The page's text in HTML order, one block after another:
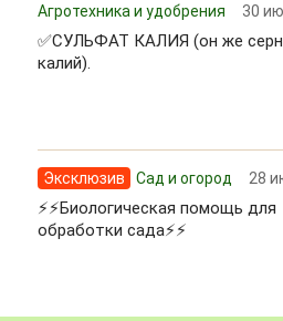
Агротехника и удобрения 30
✅СУЛЬФАТ КАЛИЯ (он же
калий).
Эксклюзив Сад и огород 28
⚡⚡Биологическая помощь для
обработки сада⚡⚡